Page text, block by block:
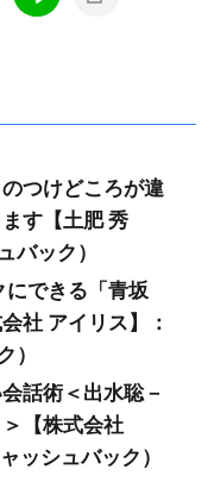
つけどころが違
す【土肥 秀
バック）
にできる「青坂
社 アイリス】：
）
話術＜出水聡－
【株式会社
ッシュバック）